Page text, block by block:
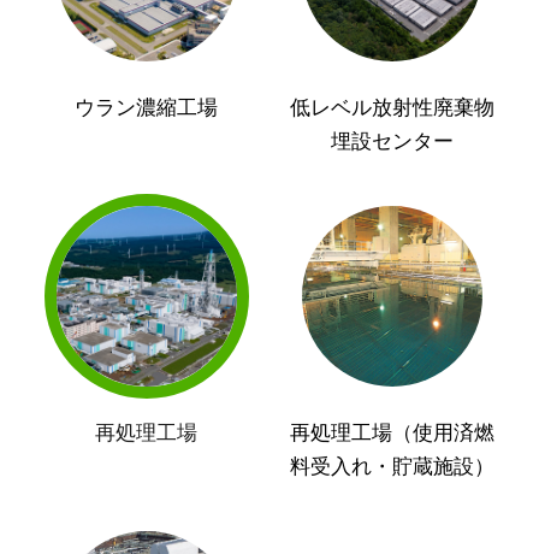
ウラン濃縮工場
低レベル放射性廃棄物
埋設センター
再処理工場
再処理工場（使用済燃
料受入れ・貯蔵施設）